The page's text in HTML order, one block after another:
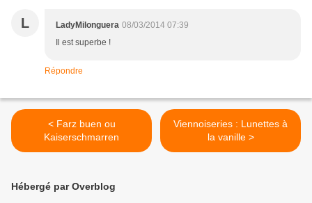
L LadyMilonguera 08/03/2014 07:39
Il est superbe !
Répondre
< Farz buen ou
Kaiserschmarren
Viennoiseries : Lunettes à
la vanille >
Hébergé par Overblog